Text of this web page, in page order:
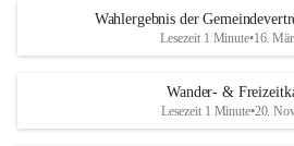
Wahlergebnis der
Lesezeit 1 Minute•16.
Wander- &
Lesezeit 1 Minute•20.